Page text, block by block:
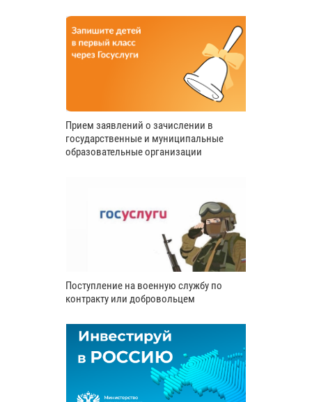
Прием заявлений о зачислении в
государственные и муниципальные
образовательные организации
Поступление на военную службу по
контракту или добровольцем